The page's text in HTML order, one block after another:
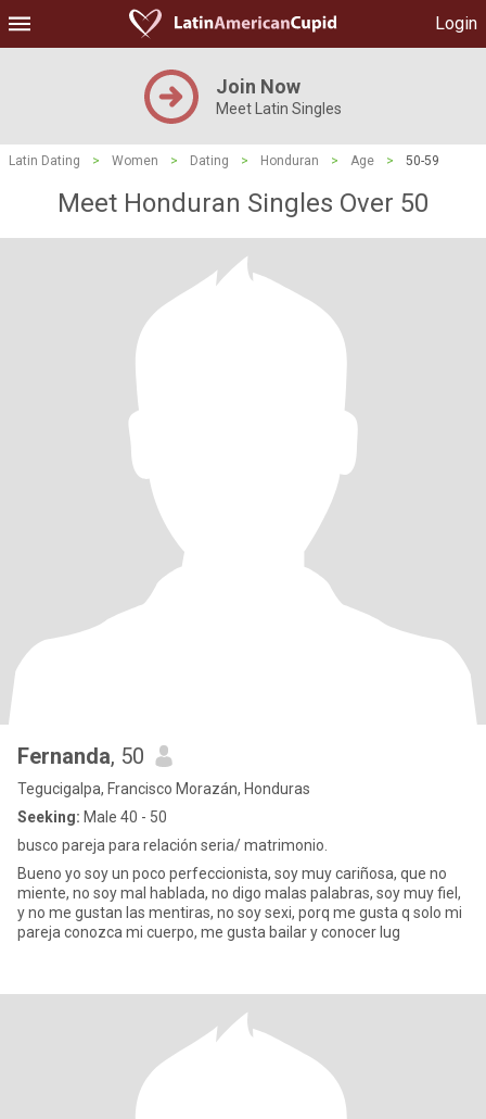
Login
Join Now
Meet Latin Singles
Latin Dating > Women > Dating > Honduran > Age > 50-59
Meet Honduran Singles Over 50
Fernanda, 50
Tegucigalpa, Francisco Morazán, Honduras
Seeking: Male 40 - 50
busco pareja para relación seria/ matrimonio.
Bueno yo soy un poco perfeccionista, soy muy cariñosa, que no
miente, no soy mal hablada, no digo malas palabras, soy muy fiel,
y no me gustan las mentiras, no soy sexi, porq me gusta q solo mi
pareja conozca mi cuerpo, me gusta bailar y conocer lug